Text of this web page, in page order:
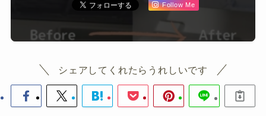
Follow Me
シェアしてくれたらうれしいです